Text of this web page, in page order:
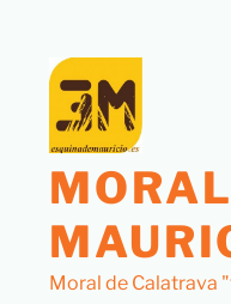
Moral de Calatrava